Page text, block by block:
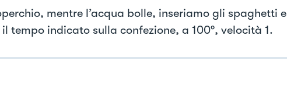
mentre l’acqua bolle, inseriamo gli spaghetti e
tempo indicato sulla confezione, a 100°, velocità 1.